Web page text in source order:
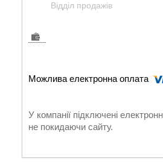
Відділ продажів
У компанії підключені
не покидаючи сайту.